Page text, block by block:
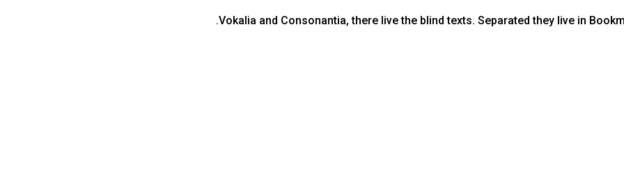
Vokalia and Consonantia, there live the blind texts. Separated they live in